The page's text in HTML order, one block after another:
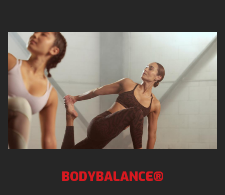
BODYBALANCE®